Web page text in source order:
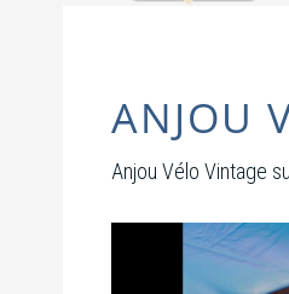
ANJOU
Anjou Vélo Vintage